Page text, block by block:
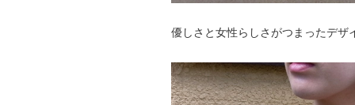
優しさと女性らしさがつまったデザ